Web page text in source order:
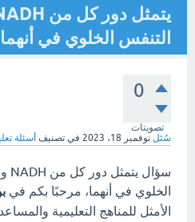
التنفس الخلوي في
0
تصويتات
سُئل نوفمبر 18، 2023 في تصنيف أسئلة
الخلوي في أنهما، مرحبًا بكم في
الأمثل للمناهج التعليمية